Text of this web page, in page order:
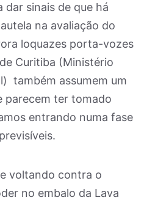
dar sinais de que há
na avaliação do
loquazes porta-vozes
Curitiba (Ministério
também assumem um
parecem ter tomado
entrando numa fase
voltando contra o
no embalo da Lava